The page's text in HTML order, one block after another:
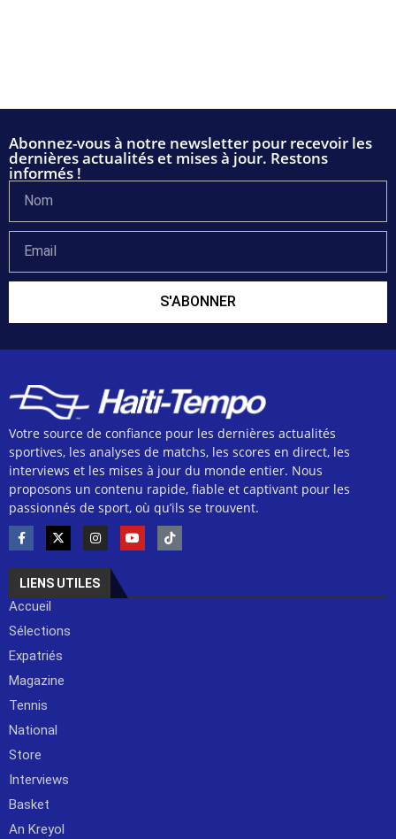
Abonnez-vous à notre newsletter pour recevoir les
dernières actualités et mises à jour. Restons
informés !
S'ABONNER
Votre source de confiance pour les dernières actualités
sportives, les analyses de matchs, les scores en direct, les
interviews et les mises à jour du monde entier. Nous
proposons un contenu rapide, fiable et captivant pour les
passionnés de sport, où qu’ils se trouvent.
LIENS UTILES
Accueil
Sélections
Expatriés
Magazine
Tennis
National
Store
Interviews
Basket
An Kreyol